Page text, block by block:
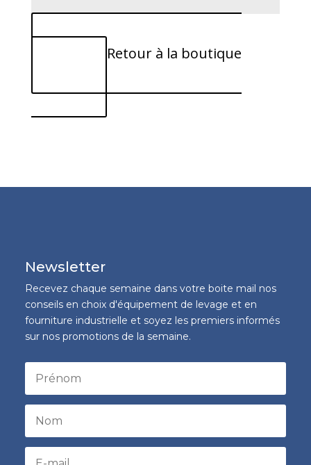
Retour à la boutique
Newsletter
Recevez chaque semaine dans votre boite mail nos
conseils en choix d'équipement de levage et en
fourniture industrielle et soyez les premiers informés
sur nos promotions de la semaine.